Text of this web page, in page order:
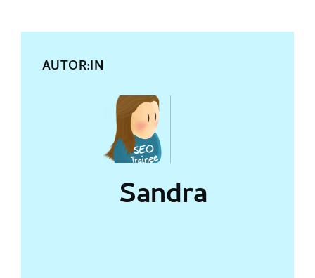
AUTOR:IN
Sandra